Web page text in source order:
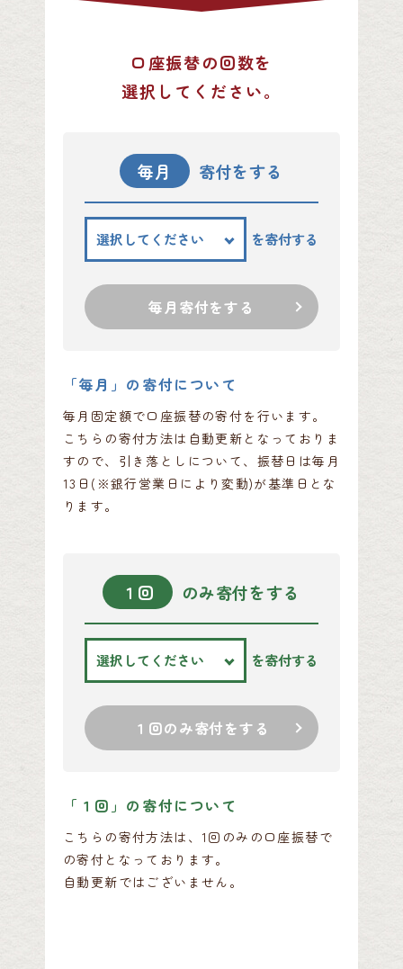
口座振替の回数を
選択してください。
毎月 寄付をする
を寄付する
毎月寄付をする
「毎月」の寄付について
毎月固定額で口座振替の寄付を行います。
こちらの寄付方法は自動更新となっておりま
すので、引き落としについて、振替日は毎月
13日(※銀行営業日により変動)が基準日とな
ります。
１回 のみ寄付をする
を寄付する
１回のみ寄付をする
「１回」の寄付について
こちらの寄付方法は、1回のみの口座振替で
の寄付となっております。
自動更新ではございません。